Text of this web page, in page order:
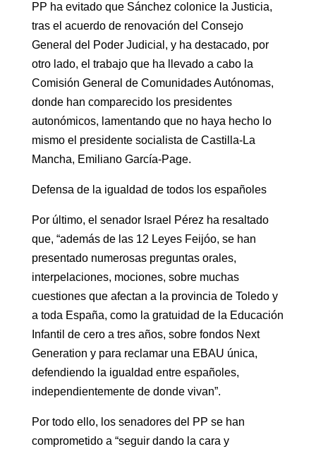
PP ha evitado que Sánchez colonice la Justicia,
tras el acuerdo de renovación del Consejo
General del Poder Judicial, y ha destacado, por
otro lado, el trabajo que ha llevado a cabo la
Comisión General de Comunidades Autónomas,
donde han comparecido los presidentes
autonómicos, lamentando que no haya hecho lo
mismo el presidente socialista de Castilla-La
Mancha, Emiliano García-Page.
Defensa de la igualdad de todos los españoles
Por último, el senador Israel Pérez ha resaltado
que, “además de las 12 Leyes Feijóo, se han
presentado numerosas preguntas orales,
interpelaciones, mociones, sobre muchas
cuestiones que afectan a la provincia de Toledo y
a toda España, como la gratuidad de la Educación
Infantil de cero a tres años, sobre fondos Next
Generation y para reclamar una EBAU única,
defendiendo la igualdad entre españoles,
independientemente de donde vivan”.
Por todo ello, los senadores del PP se han
comprometido a “seguir dando la cara y